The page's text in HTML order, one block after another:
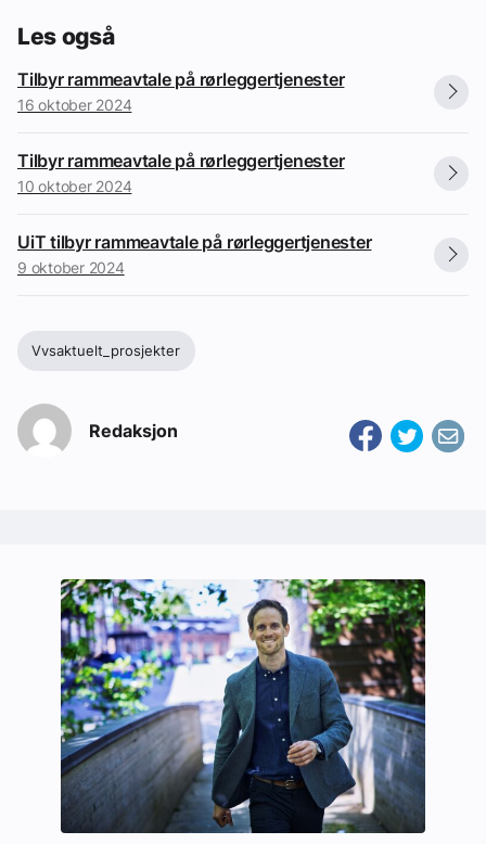
Les også
Tilbyr rammeavtale på rørleggertjenester
16 oktober 2024
Tilbyr rammeavtale på rørleggertjenester
10 oktober 2024
UiT tilbyr rammeavtale på rørleggertjenester
9 oktober 2024
Vvsaktuelt_prosjekter
Redaksjon